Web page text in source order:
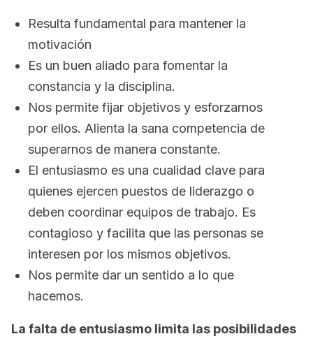
Resulta fundamental para mantener la
motivación
Es un buen aliado para fomentar la
constancia y la disciplina.
Nos permite fijar objetivos y esforzarnos
por ellos. Alienta la sana competencia de
superarnos de manera constante.
El entusiasmo es una cualidad clave para
quienes ejercen puestos de liderazgo o
deben coordinar equipos de trabajo. Es
contagioso y facilita que las personas se
interesen por los mismos objetivos.
Nos permite dar un sentido a lo que
hacemos.
La falta de entusiasmo limita las posibilidades